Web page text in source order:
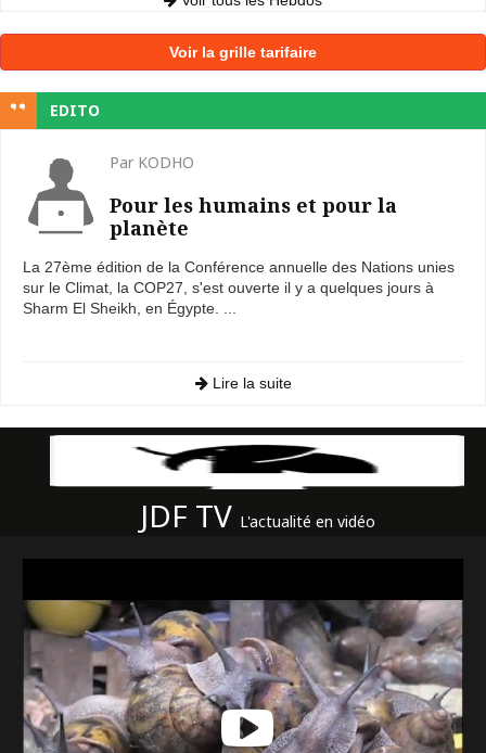
Voir la grille tarifaire
EDITO
Par KODHO
Pour les humains et pour la
planète
La 27ème édition de la Conférence annuelle des Nations unies
sur le Climat, la COP27, s'est ouverte il y a quelques jours à
Sharm El Sheikh, en Égypte. ...
Lire la suite
JDF TV L'actualité en vidéo